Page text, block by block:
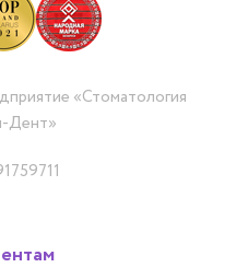
«Стоматология
Дент»